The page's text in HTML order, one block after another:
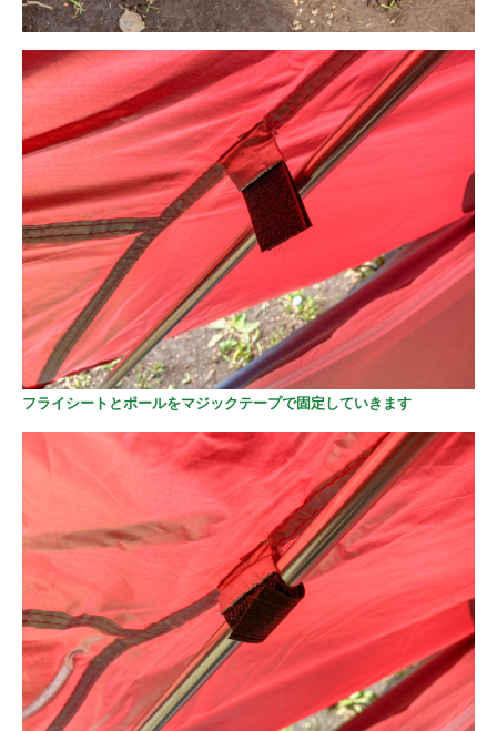
フライシートとポールをマジックテープで固定していきます